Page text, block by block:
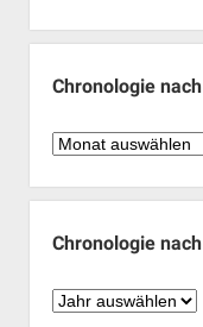
Chronologie
Chronologie
Monaten
Chronologie
Chronologie